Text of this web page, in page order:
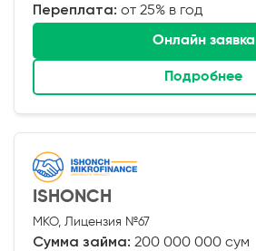
Переплата: от 25% в год
Онлайн заявка
Подробнее
ISHONCH
МКО, Лицензия №67
Сумма займа: 200 000 000 сум